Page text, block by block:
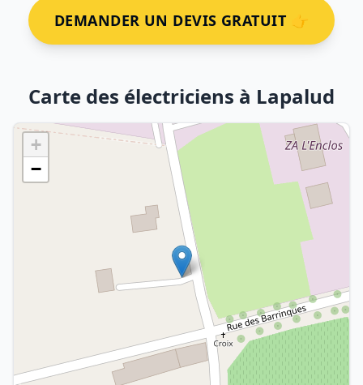
DEMANDER UN DEVIS GRATUIT 👉
Carte des électriciens à Lapalud
+
−